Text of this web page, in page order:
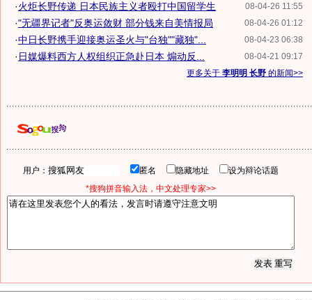
08-04-26 11:55
·火炬长野传递 日本民族主义者殴打中国留学生
08-04-26 01:12
·"无疆界记者"反奥运敛财 部分钱来自美情报局
08-04-23 06:38
·中日长野携手迎接奥运圣火与"台独""藏独"...
08-04-21 09:17
· 日媒爆料西方人权组织正急赴日本 煽动反...
更多关于 李明明 长野 的新闻>>
用户： 匿名 隐藏地址
设为辩论话题
*搜狗拼音输入法，中文处理专家>>